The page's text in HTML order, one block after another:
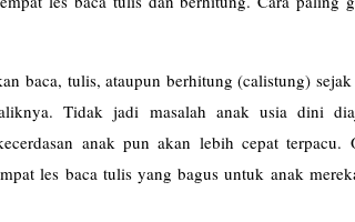
baca, tulis, ataupun berhitung (calistung)
Tidak jadi masalah anak usia dini
anak pun akan lebih cepat
les baca tulis yang bagus untuk anak